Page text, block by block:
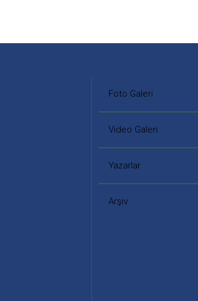
Foto Galeri
Video Galeri
Yazarlar
Arşiv